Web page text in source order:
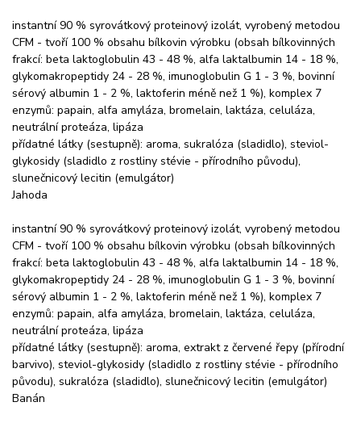
instantní 90 % syrovátkový proteinový izolát, vyrobený metodou
CFM - tvoří 100 % obsahu bílkovin výrobku (obsah bílkovinných
frakcí: beta laktoglobulin 43 - 48 %, alfa laktalbumin 14 - 18 %,
glykomakropeptidy 24 - 28 %, imunoglobulin G 1 - 3 %, bovinní
sérový albumin 1 - 2 %, laktoferin méně než 1 %), komplex 7
enzymů: papain, alfa amyláza, bromelain, laktáza, celuláza,
neutrální proteáza, lipáza
přídatné látky (sestupně): aroma, sukralóza (sladidlo), steviol-
glykosidy (sladidlo z rostliny stévie - přírodního původu),
slunečnicový lecitin (emulgátor)
Jahoda
instantní 90 % syrovátkový proteinový izolát, vyrobený metodou
CFM - tvoří 100 % obsahu bílkovin výrobku (obsah bílkovinných
frakcí: beta laktoglobulin 43 - 48 %, alfa laktalbumin 14 - 18 %,
glykomakropeptidy 24 - 28 %, imunoglobulin G 1 - 3 %, bovinní
sérový albumin 1 - 2 %, laktoferin méně než 1 %), komplex 7
enzymů: papain, alfa amyláza, bromelain, laktáza, celuláza,
neutrální proteáza, lipáza
přídatné látky (sestupně): aroma, extrakt z červené řepy (přírodní
barvivo), steviol-glykosidy (sladidlo z rostliny stévie - přírodního
původu), sukralóza (sladidlo), slunečnicový lecitin (emulgátor)
Banán